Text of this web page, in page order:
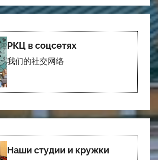
РКЦ в соцсетях
我们的社交网络
Наши студии и кружки